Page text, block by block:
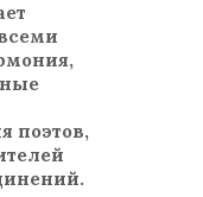
поэтов,